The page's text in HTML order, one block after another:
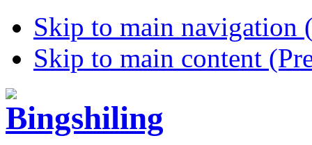
Skip to main navigation
Skip to main content